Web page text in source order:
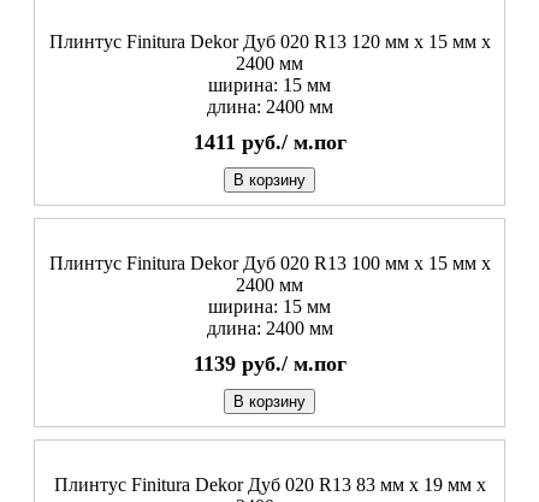
Плинтус Finitura Dekor Дуб 020 R13 120 мм х 15 мм х
2400 мм
ширина: 15 мм
длина: 2400 мм
1411 руб./ м.пог
В корзину
Плинтус Finitura Dekor Дуб 020 R13 100 мм х 15 мм х
2400 мм
ширина: 15 мм
длина: 2400 мм
1139 руб./ м.пог
В корзину
Плинтус Finitura Dekor Дуб 020 R13 83 мм х 19 мм х